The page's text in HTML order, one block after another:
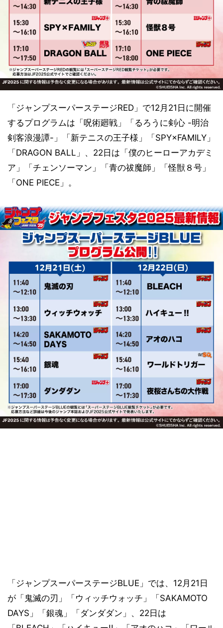
「ジャンプスーパーステージRED」で12月21日に開催
するプログラムは「呪術廻戦」「るろうに剣心 -明治
剣客浪漫譚-」「新テニスの王子様」「SPY×FAMILY」
「DRAGON BALL」、22日は「僕のヒーローアカデミ
ア」「チェンソーマン」「青の祓魔師」「怪獣８号」
「ONE PIECE」。
「ジャンプスーパーステージBLUE」では、12月21日
が「鬼滅の刃」「ウィッチウォッチ」「SAKAMOTO
DAYS」「銀魂」「ダンダダン」、22日は